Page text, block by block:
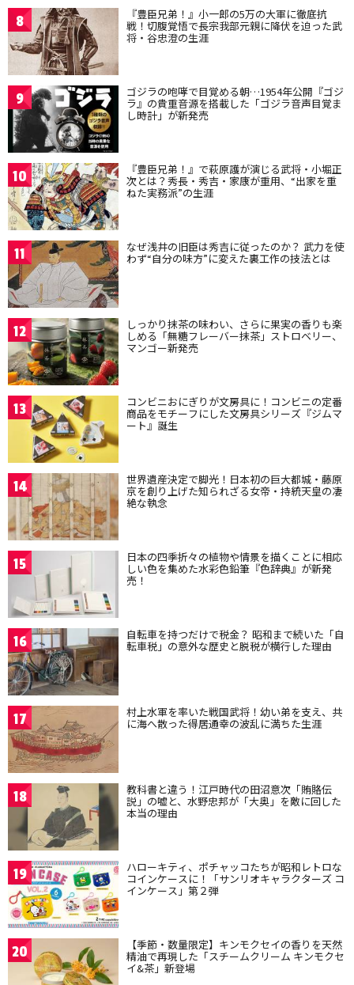
8 『豊臣兄弟！』小一郎の5万の大軍に徹底抗
戦！切腹覚悟で長宗我部元親に降伏を迫った武
将・谷忠澄の生涯
9 ゴジラの咆哮で目覚める朝…1954年公開『ゴジ
ラ』の貴重音源を搭載した「ゴジラ音声目覚ま
し時計」が新発売
10 『豊臣兄弟！』で萩原護が演じる武将・小堀正
次とは？秀長・秀吉・家康が重用、“出家を重
ねた実務派”の生涯
11 なぜ浅井の旧臣は秀吉に従ったのか？ 武力を使
わず“自分の味方”に変えた裏工作の技法とは
12 しっかり抹茶の味わい、さらに果実の香りも楽
しめる「無糖フレーバー抹茶」ストロベリー、
マンゴー新発売
13 コンビニおにぎりが文房具に！コンビニの定番
商品をモチーフにした文房具シリーズ『ジムマ
ート』誕生
14 世界遺産決定で脚光！日本初の巨大都城・藤原
京を創り上げた知られざる女帝・持統天皇の凄
絶な執念
15 日本の四季折々の植物や情景を描くことに相応
しい色を集めた水彩色鉛筆『色辞典』が新発
売！
16 自転車を持つだけで税金？ 昭和まで続いた「自
転車税」の意外な歴史と脱税が横行した理由
17 村上水軍を率いた戦国武将！幼い弟を支え、共
に海へ散った得居通幸の波乱に満ちた生涯
18 教科書と違う！江戸時代の田沼意次「賄賂伝
説」の嘘と、水野忠邦が「大奥」を敵に回した
本当の理由
19 ハローキティ、ポチャッコたちが昭和レトロな
コインケースに！「サンリオキャラクターズ コ
インケース」第２弾
20 【季節・数量限定】キンモクセイの香りを天然
精油で再現した「スチームクリーム キンモクセ
イ&茶」新登場